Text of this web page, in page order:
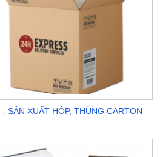
- SẢN XUẤT HỘP, THÙNG CARTON